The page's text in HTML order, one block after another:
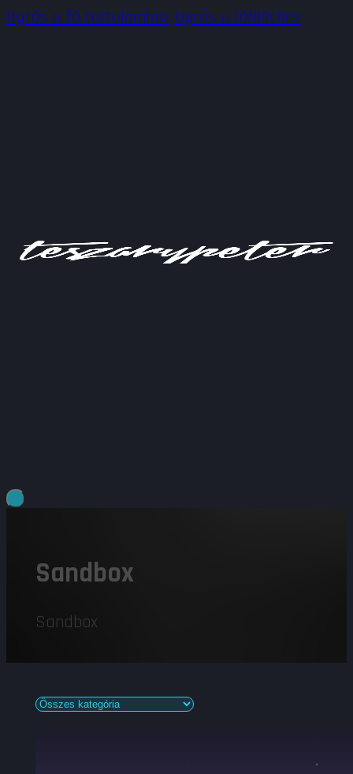
Ugrás a fő tartalomhoz Ugrás a lábléchez
Sandbox
Sandbox